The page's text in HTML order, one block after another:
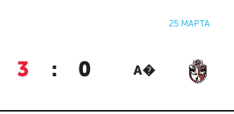
25 МАРТА
3 : 0 А�